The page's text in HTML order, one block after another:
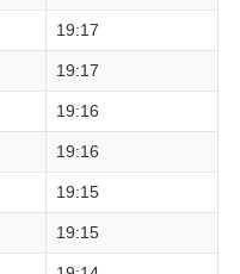
19:17
19:17
19:16
19:16
19:15
19:15